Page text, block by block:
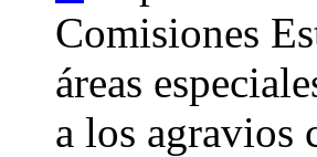
Comisiones
áreas
a los agravios